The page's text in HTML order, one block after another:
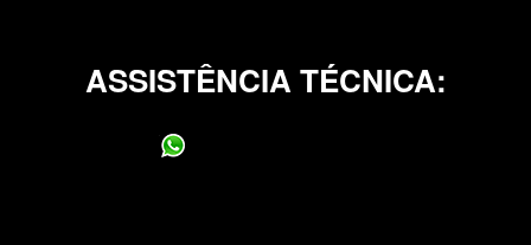
ASSISTÊNCIA TÉCNICA: